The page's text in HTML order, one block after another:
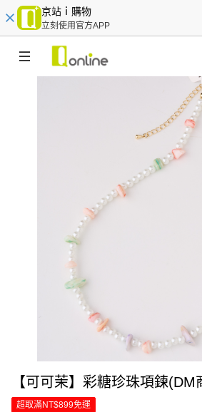
京站ｉ購物
立刻使用官方APP
【可可茉】彩糖珍珠項鍊(DM
超取滿NT$899免運